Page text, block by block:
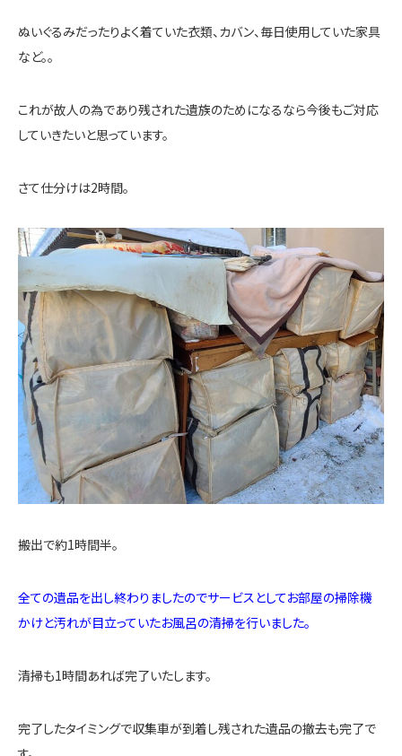
ぬいぐるみだったりよく着ていた衣類、カバン、毎日使用していた家具
など。。
これが故人の為であり残された遺族のためになるなら今後もご対応
していきたいと思っています。
さて仕分けは2時間。
搬出で約1時間半。
全ての遺品を出し終わりましたのでサービスとしてお部屋の掃除機
かけと汚れが目立っていたお風呂の清掃を行いました。
清掃も1時間あれば完了いたします。
完了したタイミングで収集車が到着し残された遺品の撤去も完了で